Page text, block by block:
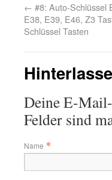
← #8: Auto-Schlüssel
E38, E39, E46, Z3
Schlüssel Tasten
Deine E-
Felder sind
Name *